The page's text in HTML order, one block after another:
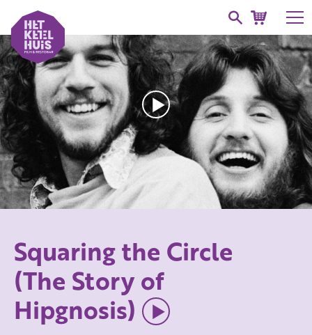
Squaring the Circle
(The Story of
Hipgnosis)